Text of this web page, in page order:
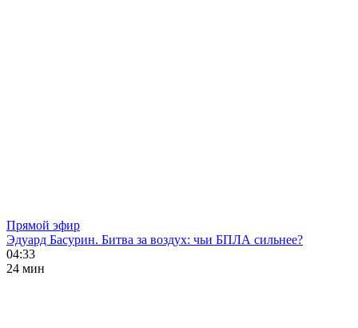
Прямой эфир
Эдуард Басурин. Битва за воздух: чьи БПЛА сильнее?
04:33
24 мин